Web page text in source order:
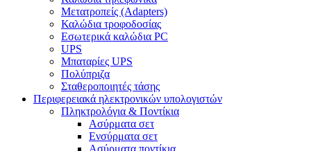
Μετατροπείς (Adapters)
Καλώδια τροφοδοσίας
Εσωτερικά καλώδια PC
UPS
Μπαταρίες UPS
Πολύπριζα
Σταθεροποιητές τάσης
Περιφερειακά ηλεκτρονικών υπολογιστών
Πληκτρολόγια & Ποντίκια
Ασύρματα σετ
Ενσύρματα σετ